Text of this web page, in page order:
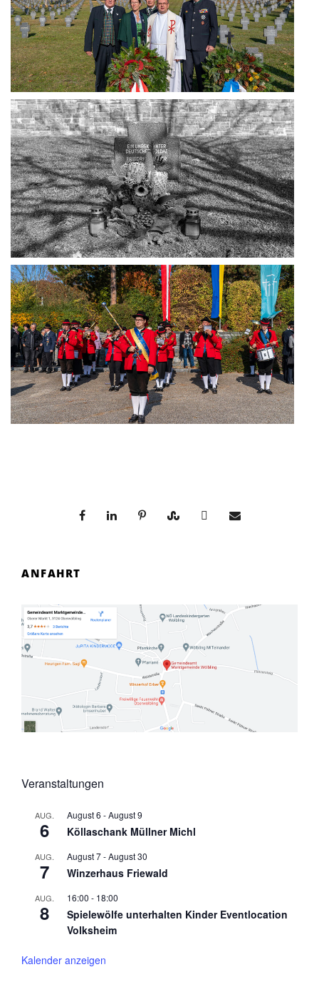
ANFAHRT
Veranstaltungen
AUG.
6
August 6 -August 9
Köllaschank Müllner Michl
AUG.
7
August 7-August 30
Winzerhaus Friewald
AUG.
8
16:00 - 18:00
Spielewölfe unterhalten Kinder Eventlocation
Volksheim
Kalender anzeigen